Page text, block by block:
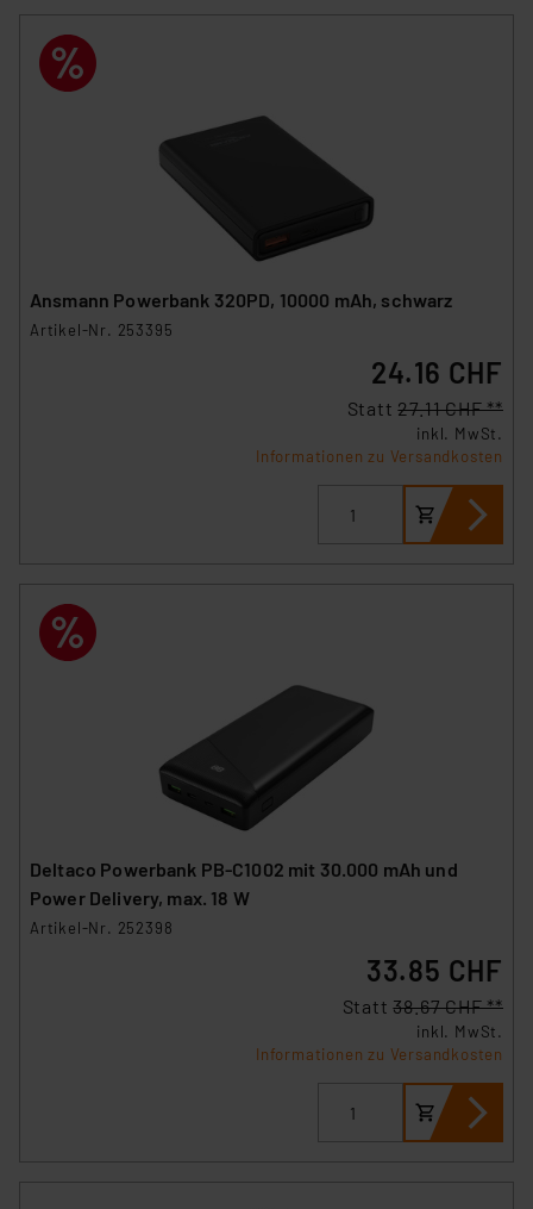
Ansmann Powerbank 320PD, 10000 mAh, schwarz
Artikel-Nr. 253395
24.16 CHF
Statt27.11 CHF **
inkl. MwSt.
Informationen zu Versandkosten
Deltaco Powerbank PB-C1002 mit 30.000 mAh und
Power Delivery, max. 18 W
Artikel-Nr. 252398
33.85 CHF
Statt38.67 CHF **
inkl. MwSt.
Informationen zu Versandkosten